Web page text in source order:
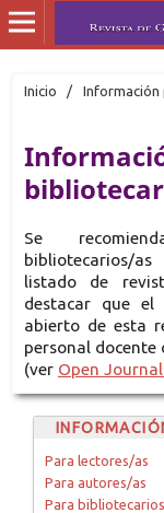
Inicio / Información
Se
bibliotecarios/
listado de
destacar que el
abierto de esta
personal docente
(ver Open
Para lectores/as
Para autores/as
Para